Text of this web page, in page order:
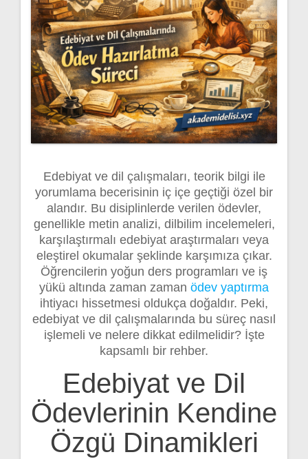
Edebiyat ve dil çalışmaları, teorik bilgi ile
yorumlama becerisinin iç içe geçtiği özel bir
alandır. Bu disiplinlerde verilen ödevler,
genellikle metin analizi, dilbilim incelemeleri,
karşılaştırmalı edebiyat araştırmaları veya
eleştirel okumalar şeklinde karşımıza çıkar.
Öğrencilerin yoğun ders programları ve iş
yükü altında zaman zaman ödev yaptırma
ihtiyacı hissetmesi oldukça doğaldır. Peki,
edebiyat ve dil çalışmalarında bu süreç nasıl
işlemeli ve nelere dikkat edilmelidir? İşte
kapsamlı bir rehber.
Edebiyat ve Dil
Ödevlerinin Kendine
Özgü Dinamikleri